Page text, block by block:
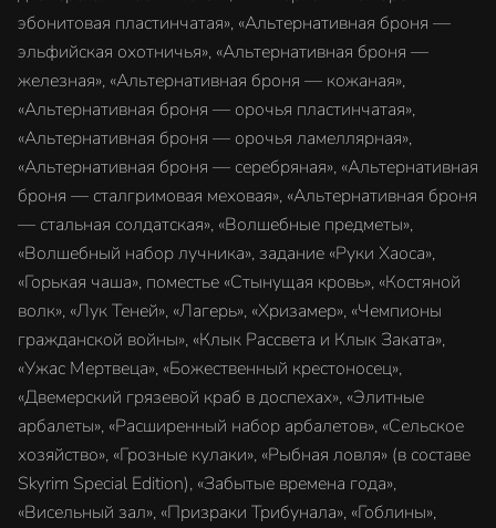
эбонитовая пластинчатая», «Альтернативная броня —
эльфийская охотничья», «Альтернативная броня —
железная», «Альтернативная броня — кожаная»,
«Альтернативная броня — орочья пластинчатая»,
«Альтернативная броня — орочья ламеллярная»,
«Альтернативная броня — серебряная», «Альтернативная
броня — сталгримовая меховая», «Альтернативная броня
— стальная солдатская», «Волшебные предметы»,
«Волшебный набор лучника», задание «Руки Хаоса»,
«Горькая чаша», поместье «Стынущая кровь», «Костяной
волк», «Лук Теней», «Лагерь», «Хризамер», «Чемпионы
гражданской войны», «Клык Рассвета и Клык Заката»,
«Ужас Мертвеца», «Божественный крестоносец»,
«Двемерский грязевой краб в доспехах», «Элитные
арбалеты», «Расширенный набор арбалетов», «Сельское
хозяйство», «Грозные кулаки», «Рыбная ловля» (в составе
Skyrim Special Edition), «Забытые времена года»,
«Висельный зал», «Призраки Трибунала», «Гоблины»,